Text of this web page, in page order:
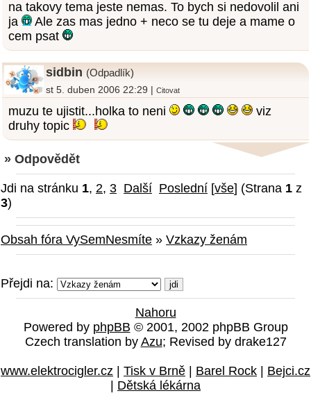
na takovy tema jeste nemas. To bych si nedovolil ani
ja
Ale zas mas jedno + neco se tu deje a mame o
cem psat
sidbin (Odpadlík)
st 5. duben 2006 22:29 |Citovat
muzu te ujistit...holka to neni
viz
druhy topic
» Odpovědět
Jdi na stránku 1, 2, 3 Další Poslední [vše] (Strana 1 z
3)
Obsah fóra VySemNesmíte » Vzkazy ženám
Přejdi na:
Nahoru
Powered by phpBB © 2001, 2002 phpBB Group
Czech translation by Azu; Revised by drake127
www.elektrocigler.cz Tisk v Brně Barel Rock
Bejci.cz
Dětská lékárna